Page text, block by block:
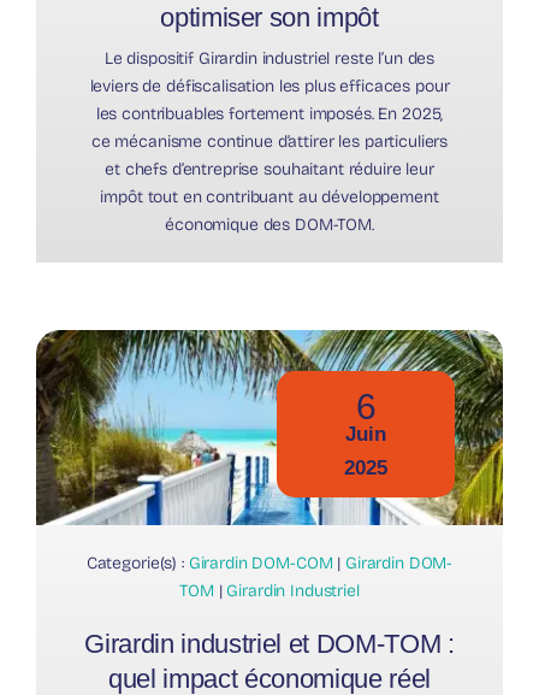
optimiser son impôt
Le dispositif Girardin industriel reste l’un des
leviers de défiscalisation les plus efficaces pour
les contribuables fortement imposés. En 2025,
ce mécanisme continue d’attirer les particuliers
et chefs d’entreprise souhaitant réduire leur
impôt tout en contribuant au développement
économique des DOM-TOM.
6
Juin
2025
Categorie(s) : Girardin DOM-COM | Girardin DOM-
TOM | Girardin Industriel
Girardin industriel et DOM-TOM :
quel impact économique réel